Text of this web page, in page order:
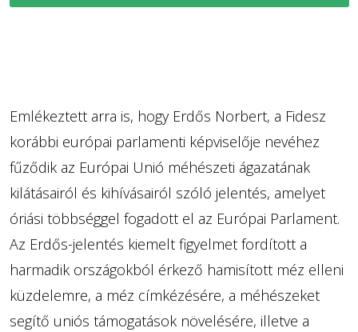
Emlékeztett arra is, hogy Erdős Norbert, a Fidesz
korábbi európai parlamenti képviselője nevéhez
fűződik az Európai Unió méhészeti ágazatának
kilátásairól és kihívásairól szóló jelentés, amelyet
óriási többséggel fogadott el az Európai Parlament.
Az Erdős-jelentés kiemelt figyelmet fordított a
harmadik országokból érkező hamisított méz elleni
küzdelemre, a méz címkézésére, a méhészeket
segítő uniós támogatások növelésére, illetve a